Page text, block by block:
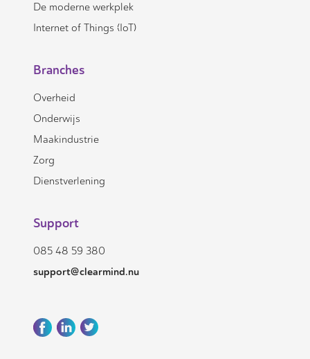
De moderne werkplek
Internet of Things (IoT)
Branches
Overheid
Onderwijs
Maakindustrie
Zorg
Dienstverlening
Support
085 48 59 380
support@clearmind.nu